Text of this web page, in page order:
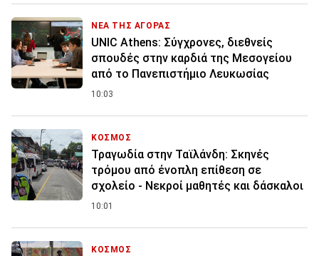
ΝΕΑ ΤΗΣ ΑΓΟΡΑΣ
UNIC Athens: Σύγχρονες, διεθνείς
σπουδές στην καρδιά της Μεσογείου
από το Πανεπιστήμιο Λευκωσίας
10:03
ΚΟΣΜΟΣ
Τραγωδία στην Ταϊλάνδη: Σκηνές
τρόμου από ένοπλη επίθεση σε
σχολείο - Νεκροί μαθητές και δάσκαλοι
10:01
ΚΟΣΜΟΣ